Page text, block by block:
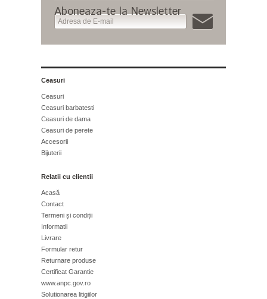
Aboneaza-te la Newsletter
Ceasuri
Ceasuri
Ceasuri barbatesti
Ceasuri de dama
Ceasuri de perete
Accesorii
Bijuterii
Relatii cu clientii
Acasă
Contact
Termeni și condiții
Informatii
Livrare
Formular retur
Returnare produse
Certificat Garantie
www.anpc.gov.ro
Solutionarea litigiilor